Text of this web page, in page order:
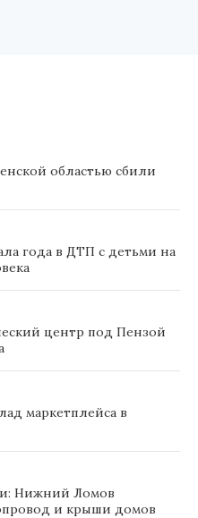
областью сбили
года в ДТП с детьми на
центр под Пензой
маркетплейса в
Нижний Ломов
и крыши домов